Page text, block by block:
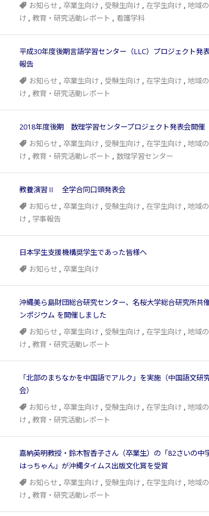
お知らせ , 卒業生向け , 受験生向け , 在学生向け , 地域
け , 教育・研究活動レポート , 看護学科
平成30年度後期言語学習センター（LLC）プロジェクト発
報告
お知らせ , 卒業生向け , 受験生向け , 在学生向け , 地域
け , 教育・研究活動レポート
2018年度後期 数理学習センタープロジェクト発表会開催
お知らせ , 卒業生向け , 受験生向け , 在学生向け , 地域
け , 教育・研究活動レポート , 数理学習センター
教養演習Ⅱ 全学合同口頭発表会
お知らせ , 卒業生向け , 受験生向け , 在学生向け , 地域
け , 学事報告
日本学生支援機構奨学生であった皆様へ
お知らせ , 卒業生向け
沖縄美ら島財団総合研究センター、名桜大学総合研究所共
ンポジウム を開催しました
お知らせ , 卒業生向け , 受験生向け , 在学生向け , 地域
け , 教育・研究活動レポート
「北部のまちなかを中国語でアルク」を実施（中国語文研
会）
お知らせ , 卒業生向け , 受験生向け , 在学生向け , 地域
け , 教育・研究活動レポート
嘉納英明教授・鈴木智香子さん（卒業生）の「82さいの中
はっちゃん」が沖縄タイムス出版文化賞を受賞
お知らせ , 卒業生向け , 受験生向け , 在学生向け , 地域
け , 教育・研究活動レポート